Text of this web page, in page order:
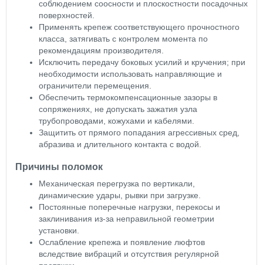
соблюдением соосности и плоскостности посадочных
поверхностей.
Применять крепеж соответствующего прочностного
класса, затягивать с контролем момента по
рекомендациям производителя.
Исключить передачу боковых усилий и кручения; при
необходимости использовать направляющие и
ограничители перемещения.
Обеспечить термокомпенсационные зазоры в
сопряжениях, не допускать зажатия узла
трубопроводами, кожухами и кабелями.
Защитить от прямого попадания агрессивных сред,
абразива и длительного контакта с водой.
Причины поломок
Механическая перегрузка по вертикали,
динамические удары, рывки при загрузке.
Постоянные поперечные нагрузки, перекосы и
заклинивания из-за неправильной геометрии
установки.
Ослабление крепежа и появление люфтов
вследствие вибраций и отсутствия регулярной